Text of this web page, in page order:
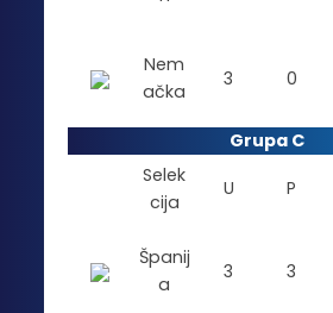
Nem
ačka
3 0
Grupa C
Selek
cija
U P
Španij
a
3 3